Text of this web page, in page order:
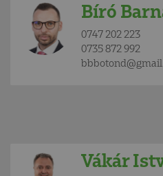
Bíró
0747 202 223
0735 872 992
Vákár